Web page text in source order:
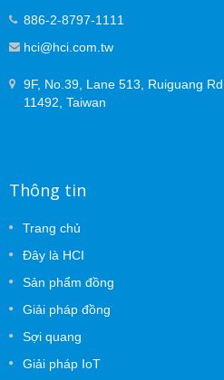
886-2-8797-1111
hci@hci.com.tw
9F, No.39, Lane 513, Ruiguang
11492, Taiwan
Thông tin
Trang chủ
Đây là HCI
Sản phẩm đồng
Giải pháp đồng
Sợi quang
Giải pháp IoT